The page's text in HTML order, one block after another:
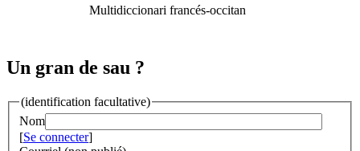
Multidiccionari francés-occitan
Un gran de sau ?
(identification facultative)
Nom
[Se connecter]